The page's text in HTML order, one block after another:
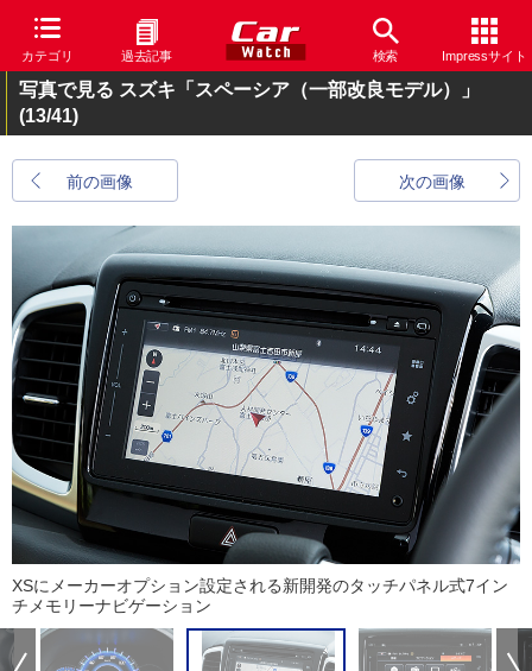
カテゴリ 過去記事 検索 Impressサイト
写真で見る スズキ「スペーシア（一部改良モデル）」
(13/41)
前の画像 次の画像
XSにメーカーオプション設定される新開発のタッチパネル式7イン
チメモリーナビゲーション